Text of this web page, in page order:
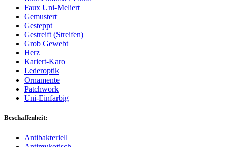
Faux Uni-Meliert
Gemustert
Gesteppt
Gestreift (Streifen)
Grob Gewebt
Herz
Kariert-Karo
Lederoptik
Ornamente
Patchwork
Uni-Einfarbig
Beschaffenheit:
Antibakteriell